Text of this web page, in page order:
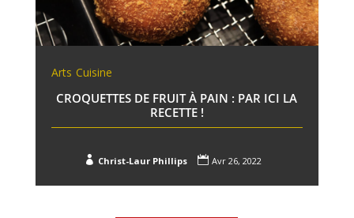
Arts Cuisine
CROQUETTES DE FRUIT À PAIN : PAR ICI LA
RECETTE !
 Christ-Laur Phillips  Avr 26, 2022